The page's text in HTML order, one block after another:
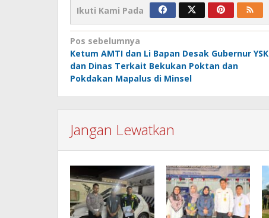
Ikuti Kami Pada
Navigasi
pos
Pos sebelumnya
Ketum AMTI dan Li Bapan Desak Gubernur YSK
dan Dinas Terkait Bekukan Poktan dan
Pokdakan Mapalus di Minsel
Jangan Lewatkan